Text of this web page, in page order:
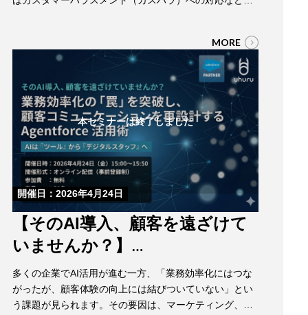
がら、より良い顧客体験を生み出していくことです。 本
ウェビナーでは、Amazon Connectと生成AIを活用し、
MORE
開催日：2026年4月24日
本セミナーは終了しました
【そのAI導入、顧客を遠ざけて
いませんか？】
ニケーションを再設計する Agentforce 活用
術
多くの企業でAI活用が進む一方、「業務効率化にはつな
がったが、顧客体験の向上には結びついていない」とい
う課題が見られます。その要因は、マーケティング、